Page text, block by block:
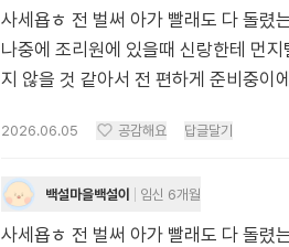
사세욥ㅎ 전 벌써 아가 빨래도 다 돌렸
나중에 조리원에 있을때 신랑한테 먼
지 않을 것 같아서 전 편하게 준비중이
2026.06.05 공감해요 답글달기
백설마을백설이 임신 6개월
사세욥ㅎ 전 벌써 아가 빨래도 다 돌렸